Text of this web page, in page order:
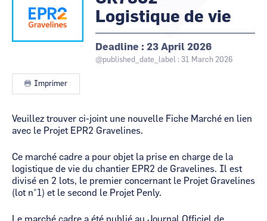
CCI Business
Occitanie
CCI Business
CCI Business
Occitanie
CCI Business
Pays de la Loire
Logistique de vie
Deadline 23 April 2026
@published_date_label : 31 March 2026
Imprimer
Contenu
Veuillez trouver ci-joint une nouvelle Fiche Marché en lien
avec le Projet EPR2 Gravelines.
Ce marché cadre a pour objet la prise en charge de la
logistique de vie du chantier EPR2 de Gravelines. Il est
divisé en 2 lots, le premier concernant le Projet Gravelines
(lot n°1) et le second le Projet Penly.